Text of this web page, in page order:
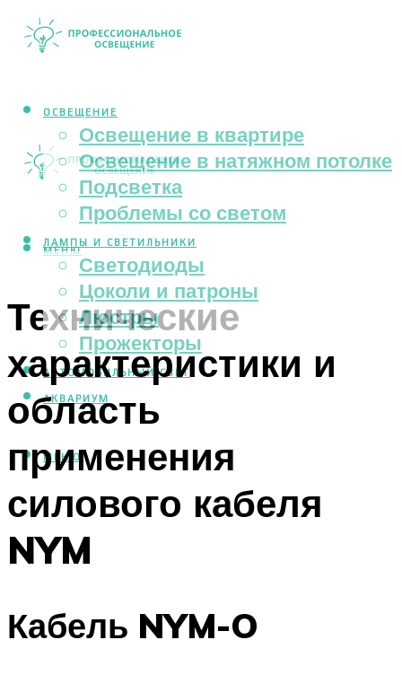
ОСВЕЩЕНИЕ
Освещение в квартире
Освещение в натяжном потолке
Подсветка
Проблемы со светом
ЛАМПЫ И СВЕТИЛЬНИКИ
Светодиоды
Цоколи и патроны
Люстры
Прожекторы
АВТОМОБИЛЬНЫЙ СВЕТ
АКВАРИУМ
МЕНЮ
МЕНЮ
Технические
характеристики и
область
применения
силового кабеля
NYM
Кабель NYM-O